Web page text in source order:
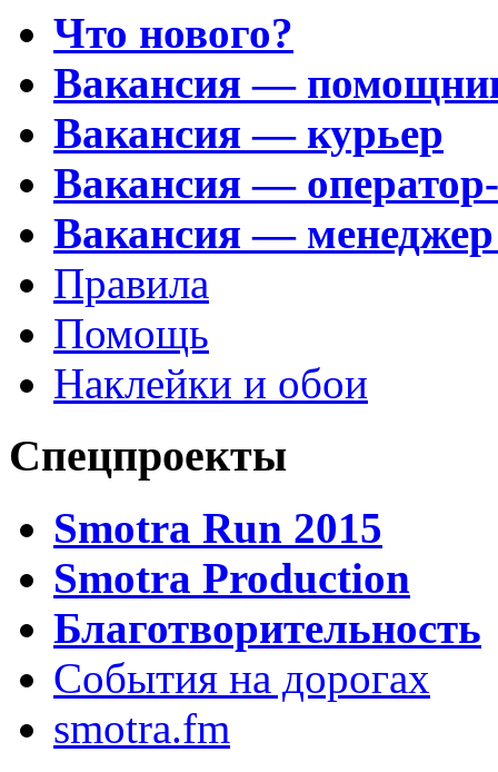
Что нового?
Вакансия —
Вакансия — курьер
Вакансия —
Вакансия —
Правила
Помощь
Наклейки и обои
Спецпроекты
Smotra Run 2015
Smotra Production
Благотворительность
События на дорогах
smotra.fm